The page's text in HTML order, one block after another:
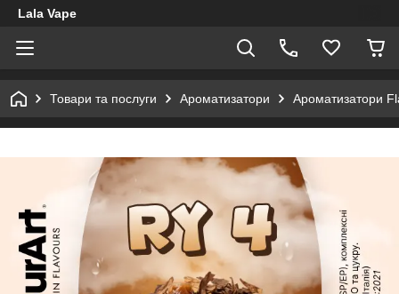
Lala Vape
Товари та послуги Ароматизатори Ароматизатори